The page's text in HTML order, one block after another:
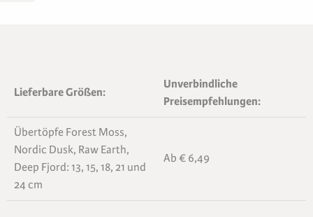
Lieferbare Größen:
Unverbindliche
Preisempfehlungen:
Übertöpfe Forest Moss,
Nordic Dusk, Raw Earth,
Deep Fjord: 13, 15, 18, 21 und
24 cm
Ab € 6,49